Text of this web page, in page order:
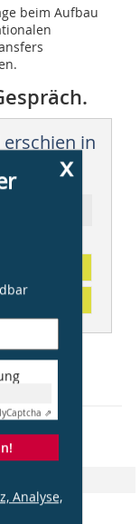
beim Aufbau
in
x
Captcha ⇗
Analyse,